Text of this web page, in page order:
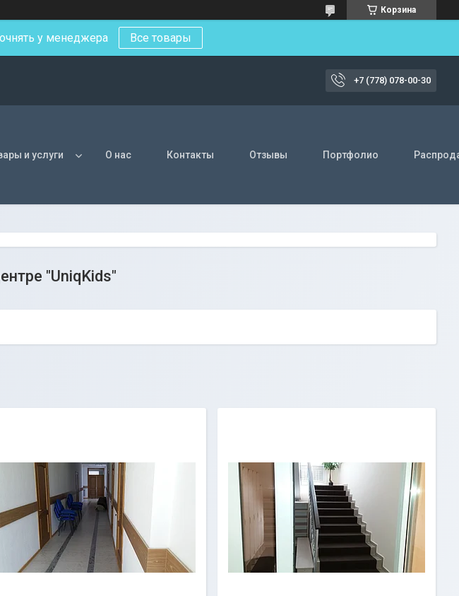
Корзина
у менеджера Все товары
+7 (778) 078-00-30
и услуги О нас Контакты Отзывы Портфолио
"UniqKids"